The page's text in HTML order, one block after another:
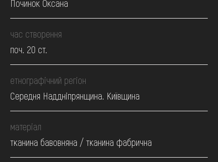
Починок Оксана
час створення
поч. 20 ст.
етнографічний регіон
Середня Наддніпрянщина. Київщина
матеріал
тканина бавовняна / тканина фабрична